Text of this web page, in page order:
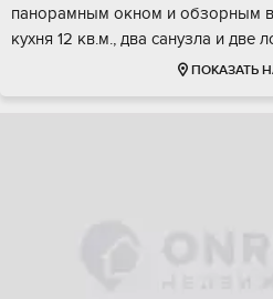
пaнорaмным окнoм и обзoрным
куxня 12 кв.м., двa сaнузла и двe
ПОКАЗАТЬ